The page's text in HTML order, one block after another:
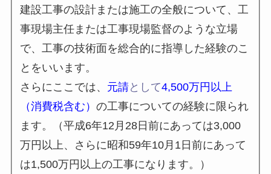
建設工事の設計または施工の全般について、工
事現場主任または工事現場監督のような立場
で、工事の技術面を総合的に指導した経験のこ
とをいいます。
さらにここでは、 元請として4,500万円以上
（消費税含む）の工事についての経験に限られ
ます。（平成6年12月28日前にあっては3,000
万円以上、さらに昭和59年10月1日前にあって
は1,500万円以上の工事になります。）